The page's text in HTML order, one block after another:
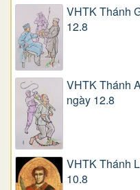
VHTK Thánh
12.8
VHTK Thánh
ngày 12.8
VHTK Thánh
10.8